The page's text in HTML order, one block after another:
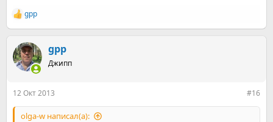
Р
е
к
ц
и
gpp
gpp
Джипп
12 Окт 2013 #16
olga-w написал(а):